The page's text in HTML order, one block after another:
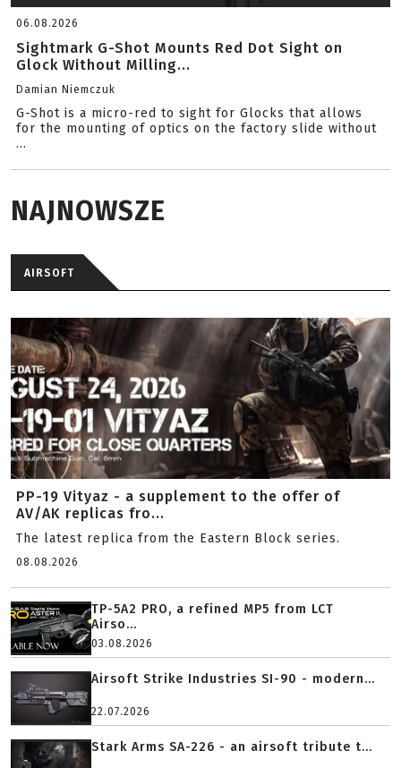
06.08.2026
Sightmark G-Shot Mounts Red Dot Sight on
Glock Without Milling...
Damian Niemczuk
G-Shot is a micro-red to sight for Glocks that allows
for the mounting of optics on the factory slide without
...
NAJNOWSZE
AIRSOFT
PP-19 Vityaz - a supplement to the offer of
AV/AK replicas fro...
The latest replica from the Eastern Block series.
08.08.2026
TP-5A2 PRO, a refined MP5 from LCT
Airso...
03.08.2026
Airsoft Strike Industries SI-90 - modern...
22.07.2026
Stark Arms SA-226 - an airsoft tribute t...